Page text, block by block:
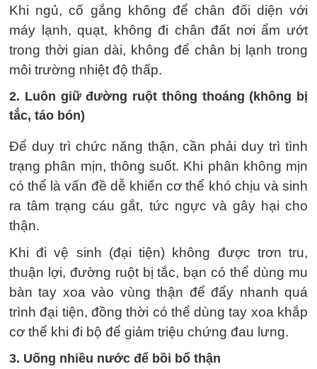
Khi ngủ, cố gắng không để chân đối diện với
máy lạnh, quạt, không đi chân đất nơi ẩm ướt
trong thời gian dài, không để chân bị lạnh trong
môi trường nhiệt độ thấp.
2. Luôn giữ đường ruột thông thoáng (không bị
tắc, táo bón)
Để duy trì chức năng thận, cần phải duy trì tình
trạng phân mịn, thông suốt. Khi phân không mịn
có thể là vấn đề dễ khiến cơ thể khó chịu và sinh
ra tâm trạng cáu gắt, tức ngực và gây hại cho
thận.
Khi đi vệ sinh (đại tiện) không được trơn tru,
thuận lợi, đường ruột bị tắc, bạn có thể dùng mu
bàn tay xoa vào vùng thận để đẩy nhanh quá
trình đại tiện, đồng thời có thể dùng tay xoa khắp
cơ thể khi đi bộ để giảm triệu chứng đau lưng.
3. Uống nhiều nước để bồi bổ thận